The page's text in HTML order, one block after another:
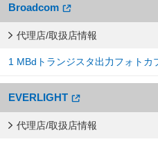
Broadcom
代理店/取扱店情報
1 MBdトランジスタ出力フォトカ
EVERLIGHT
代理店/取扱店情報